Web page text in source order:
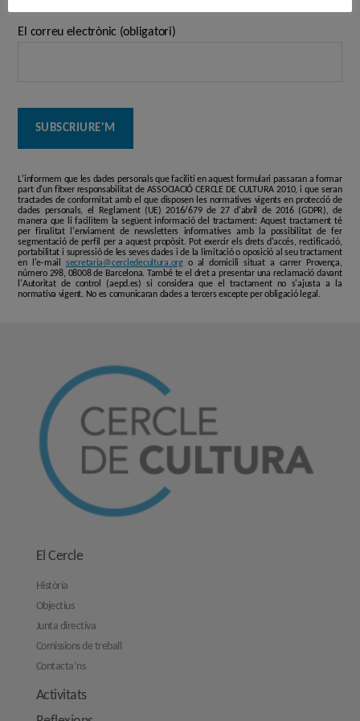
El correu electrònic (obligatori)
L'informem que les dades personals que faciliti en aquest formulari passaran a formar
part d'un fitxer responsabilitat de ASSOCIACIÓ CERCLE DE CULTURA 2010, i que seran
tractades de conformitat amb el que disposen les normatives vigents en protecció de
dades personals, el Reglament (UE) 2016/679 de 27 d'abril de 2016 (GDPR), de
manera que li facilitem la següent informació del tractament: Aquest tractament té
per finalitat l'enviament de newsletters informatives amb la possibilitat de fer
segmentació de perfil per a aquest propòsit. Pot exercir els drets d'accés, rectificació,
portabilitat i supressió de les seves dades i de la limitació o oposició al seu tractament
en l'e-mail secretaria@cercledecultura.orgo al domicili situat a carrer Provença,
número 298, 08008 de Barcelona. També te el dret a presentar una reclamació davant
l'Autoritat de control (aepd.es) si considera que el tractament no s'ajusta a la
normativa vigent. No es comunicaran dades a tercers excepte per obligació legal.
El Cercle
Història
Objectius
Junta directiva
Comissions de treball
Contacta’ns
Activitats